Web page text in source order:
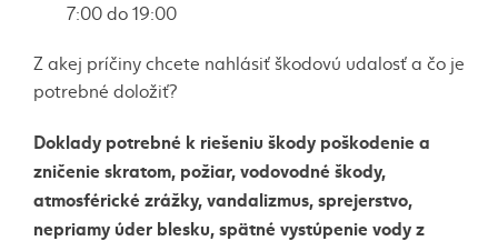
7:00 do 19:00
Z akej príčiny chcete nahlásiť škodovú udalosť a čo je
potrebné doložiť?
Doklady potrebné k riešeniu škody poškodenie a
zničenie skratom, požiar, vodovodné škody,
atmosférické zrážky, vandalizmus, sprejerstvo,
nepriamy úder blesku, spätné vystúpenie vody z